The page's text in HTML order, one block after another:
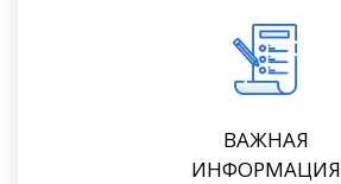
ВАЖНАЯ
ИНФОРМАЦИЯ